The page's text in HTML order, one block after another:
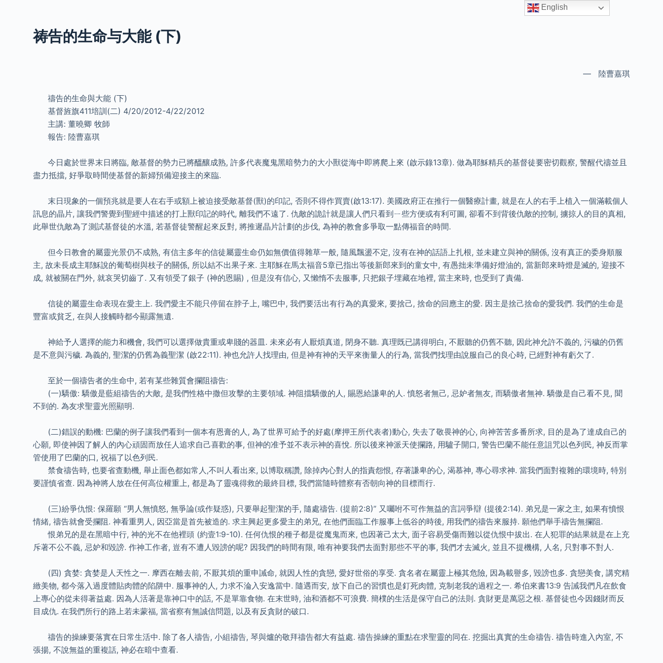
祷告的生命与大能 (下)
— 陸曹嘉琪
禱告的生命與大能 (下)
基督旌旗411培訓(二) 4/20/2012-4/22/2012
主講: 董曉卿 牧師
報告: 陸曹嘉琪
今日處於世界末日將臨, 敵基督的勢力已將醞釀成熟, 許多代表魔鬼黑暗勢力的大小獸從海中即將爬上來 (啟示錄13章). 做為耶穌精兵的基督徒要密切觀察, 警醒代禱並且
盡力抵擋, 好爭取時間使基督的新婦預備迎接主的來臨.
末日現象的一個預兆就是要人在右手或額上被迫接受敵基督(獸)的印記, 否則不得作買賣(啟13:17). 美國政府正在推行一個醫療計畫, 就是在人的右手上植入一個滿載個人
訊息的晶片, 讓我們警覺到聖經中描述的打上獸印記的時代, 離我們不遠了. 仇敵的詭計就是讓人們只看到ㄧ些方便或有利可圖, 卻看不到背後仇敵的控制, 擄掠人的目的真相,
此舉世仇敵為了測試基督徒的水溫, 若基督徒警醒起來反對, 將推遲晶片計劃的步伐, 為神的教會多爭取一點傳福音的時間.
但今日教會的屬靈光景仍不成熟, 有信主多年的信徒屬靈生命仍如無價值得雜草一般, 隨風飄盪不定, 沒有在神的話語上扎根, 並未建立與神的關係, 沒有真正的委身順服
主, 故未長成主耶穌說的葡萄樹與枝子的關係, 所以結不出果子來. 主耶穌在馬太福音5章已指出等後新郎來到的童女中, 有愚拙未準備好燈油的, 當新郎來時燈是滅的, 迎接不
成, 就被關在門外, 就哀哭切齒了. 又有領受了銀子 (神的恩賜) , 但是沒有信心, 又懶惰不去服事, 只把銀子埋藏在地裡, 當主來時, 也受到了責備.
信徒的屬靈生命表現在愛主上. 我們愛主不能只停留在脖子上, 嘴巴中, 我們要活出有行為的真愛來, 要捨己, 捨命的回應主的愛. 因主是捨己捨命的愛我們. 我們的生命是
豐富或貧乏, 在與人接觸時都今顯露無遺.
神給予人選擇的能力和機會, 我們可以選擇做貴重或卑賤的器皿. 未來必有人厭煩真道, 閉身不聽. 真理既已講得明白, 不厭聽的仍舊不聽, 因此神允許不義的, 污穢的仍舊
是不意與污穢. 為義的, 聖潔的仍舊為義聖潔 (啟22:11). 神也允許人找理由, 但是神有神的天平來衡量人的行為, 當我們找理由說服自己的良心時, 已經對神有虧欠了.
至於一個禱告者的生命中, 若有某些雜質會攔阻禱告:
(一)驕傲: 驕傲是藍組禱告的大敵, 是我們性格中撒但攻擊的主要領域. 神阻擋驕傲的人, 賜恩給謙卑的人. 憤怒者無己, 忌妒者無友, 而驕傲者無神. 驕傲是自己看不見, 聞
不到的. 為友求聖靈光照顯明.
(二)錯誤的動機: 巴蘭的例子讓我們看到一個本有恩膏的人, 為了世界可給予的好處(摩押王所代表者)動心, 失去了敬畏神的心, 向神苦苦多番所求, 目的是為了達成自己的
心願, 即使神因了解人的內心頑固而放任人追求自己喜歡的事, 但神的准予並不表示神的喜悅. 所以後來神派天使攔路, 用驢子開口, 警告巴蘭不能任意詛咒以色列民, 神反而掌
管使用了巴蘭的口, 祝福了以色列民.
禁食禱告時, 也要省查動機, 舉止面色都如常人,不叫人看出來, 以博取稱讚, 除掉內心對人的指責怨恨, 存著謙卑的心, 渴慕神, 專心尋求神. 當我們面對複雜的環境時, 特別
要謹慎省查. 因為神將人放在任何高位權重上, 都是為了靈魂得救的最終目標, 我們當隨時體察有否朝向神的目標而行.
(三)紛爭仇恨: 保羅願 “男人無憤怒, 無爭論(或作疑惑), 只要舉起聖潔的手, 隨處禱告. (提前2:8)” 又囑咐不可作無益的言詞爭辯 (提後2:14). 弟兄是一家之主, 如果有憤恨
情緒, 禱告就會受攔阻. 神看重男人, 因亞當是首先被造的. 求主興起更多愛主的弟兄, 在他們面臨工作服事上低谷的時後, 用我們的禱告來服持. 願他們舉手禱告無攔阻.
恨弟兄的是在黑暗中行, 神的光不在他裡頭 (約壹1:9-10). 任何仇恨的種子都是從魔鬼而來, 也因著己太大, 面子容易受傷而難以從仇恨中拔出. 在人犯罪的結果就是在上充
斥著不公不義, 忌妒和毀謗. 作神工作者, 豈有不遭人毀謗的呢? 因我們的時間有限, 唯有神要我們去面對那些不平的事, 我們才去滅火, 並且不提機構, 人名, 只對事不對人.
(四) 貪婪: 貪婪是人天性之一. 摩西在離去前, 不厭其煩的重申誡命, 就因人性的貪戀, 愛好世俗的享受. 貪名者在屬靈上極其危險, 因為載譽多, 毀謗也多. 貪戀美食, 講究精
緻美物, 都今落入過度體貼肉體的陷阱中. 服事神的人, 力求不淪入安逸當中. 隨遇而安, 放下自己的習慣也是釘死肉體, 克制老我的過程之一. 希伯來書13:9 告誡我們凡在飲食
上專心的從未得著益處. 因為人活著是靠神口中的話, 不是單靠食物. 在末世時, 油和酒都不可浪費. 簡樸的生活是保守自己的法則. 貪財更是萬惡之根. 基督徒也今因錢財而反
目成仇. 在我們所行的路上若未蒙福, 當省察有無誠信問題, 以及有反貪財的破口.
禱告的操練要落實在日常生活中. 除了各人禱告, 小組禱告, 琴與爐的敬拜禱告都大有益處. 禱告操練的重點在求聖靈的同在. 挖掘出真實的生命禱告. 禱告時進入內室, 不
張揚, 不說無益的重複話, 神必在暗中查看.
English